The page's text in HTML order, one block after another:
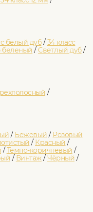
белый дуб/34 класс
беленый / Светлый дуб/
/
/ Бежевый / Розовый
/ Красный /
/Темно-коричневый /
/ Винтаж /Чёрный /